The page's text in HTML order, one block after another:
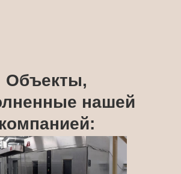
Объекты,
нашей
компанией: